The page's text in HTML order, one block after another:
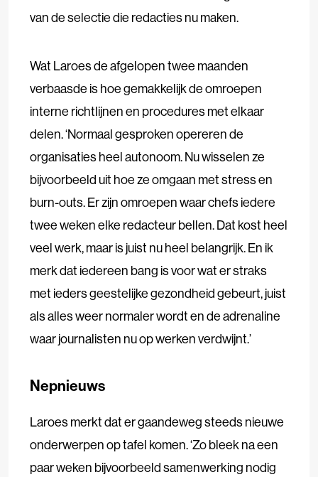
van de selectie die redacties nu maken.
Wat Laroes de afgelopen twee maanden
verbaasde is hoe gemakkelijk de omroepen
interne richtlijnen en procedures met elkaar
delen. ‘Normaal gesproken opereren de
organisaties heel autonoom. Nu wisselen ze
bijvoorbeeld uit hoe ze omgaan met stress en
burn-outs. Er zijn omroepen waar chefs iedere
twee weken elke redacteur bellen. Dat kost heel
veel werk, maar is juist nu heel belangrijk. En ik
merk dat iedereen bang is voor wat er straks
met ieders geestelijke gezondheid gebeurt, juist
als alles weer normaler wordt en de adrenaline
waar journalisten nu op werken verdwijnt.’
Nepnieuws
Laroes merkt dat er gaandeweg steeds nieuwe
onderwerpen op tafel komen. ‘Zo bleek na een
paar weken bijvoorbeeld samenwerking nodig